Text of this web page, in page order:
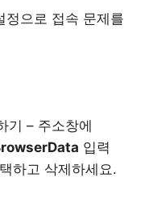
정으로 접속 문제를
기 – 주소창에
입력
하고 삭제하세요.